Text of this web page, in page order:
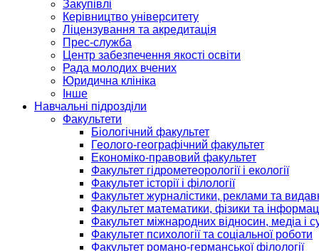
Закупівлі
Керівництво університету
Ліцензування та акредитація
Прес-служба
Центр забезпечення якості освіти
Рада молодих вчених
Юридична клініка
Інше
Навчальні підрозділи
Факультети
Біологічний факультет
Геолого-географічний факультет
Економіко-правовий факультет
Факультет гідрометеорології і екології
Факультет історії і філології
Факультет журналістики, реклами та
Факультет математики, фізики та
Факультет міжнародних відносин, медіа і
Факультет психології та соціальної роботи
Факультет романо-германської філології